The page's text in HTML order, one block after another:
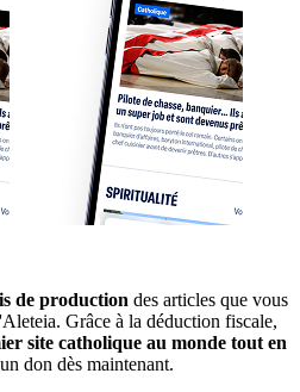
de production des articles que vous
Grâce à la déduction fiscale,
site catholique au monde tout en
don dès maintenant.